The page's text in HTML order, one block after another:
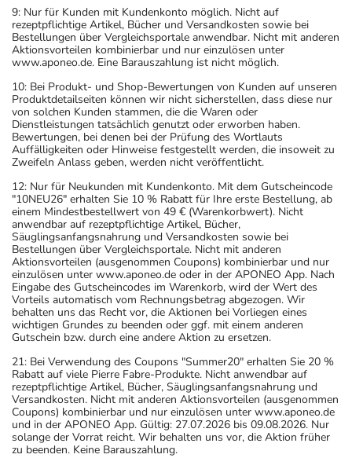
9: Nur für Kunden mit Kundenkonto möglich. Nicht auf
rezeptpflichtige Artikel, Bücher und Versandkosten sowie bei
Bestellungen über Vergleichsportale anwendbar. Nicht mit anderen
Aktionsvorteilen kombinierbar und nur einzulösen unter
www.aponeo.de. Eine Barauszahlung ist nicht möglich.
10: Bei Produkt- und Shop-Bewertungen von Kunden auf unseren
Produktdetailseiten können wir nicht sicherstellen, dass diese nur
von solchen Kunden stammen, die die Waren oder
Dienstleistungen tatsächlich genutzt oder erworben haben.
Bewertungen, bei denen bei der Prüfung des Wortlauts
Auffälligkeiten oder Hinweise festgestellt werden, die insoweit zu
Zweifeln Anlass geben, werden nicht veröffentlicht.
12: Nur für Neukunden mit Kundenkonto. Mit dem Gutscheincode
"10NEU26" erhalten Sie 10 % Rabatt für Ihre erste Bestellung, ab
einem Mindestbestellwert von 49 € (Warenkorbwert). Nicht
anwendbar auf rezeptpflichtige Artikel, Bücher,
Säuglingsanfangsnahrung und Versandkosten sowie bei
Bestellungen über Vergleichsportale. Nicht mit anderen
Aktionsvorteilen (ausgenommen Coupons) kombinierbar und nur
einzulösen unter www.aponeo.de oder in der APONEO App. Nach
Eingabe des Gutscheincodes im Warenkorb, wird der Wert des
Vorteils automatisch vom Rechnungsbetrag abgezogen. Wir
behalten uns das Recht vor, die Aktionen bei Vorliegen eines
wichtigen Grundes zu beenden oder ggf. mit einem anderen
Gutschein bzw. durch eine andere Aktion zu ersetzen.
21: Bei Verwendung des Coupons "Summer20" erhalten Sie 20 %
Rabatt auf viele Pierre Fabre-Produkte. Nicht anwendbar auf
rezeptpflichtige Artikel, Bücher, Säuglingsanfangsnahrung und
Versandkosten. Nicht mit anderen Aktionsvorteilen (ausgenommen
Coupons) kombinierbar und nur einzulösen unter www.aponeo.de
und in der APONEO App. Gültig: 27.07.2026 bis 09.08.2026. Nur
solange der Vorrat reicht. Wir behalten uns vor, die Aktion früher
zu beenden. Keine Barauszahlung.